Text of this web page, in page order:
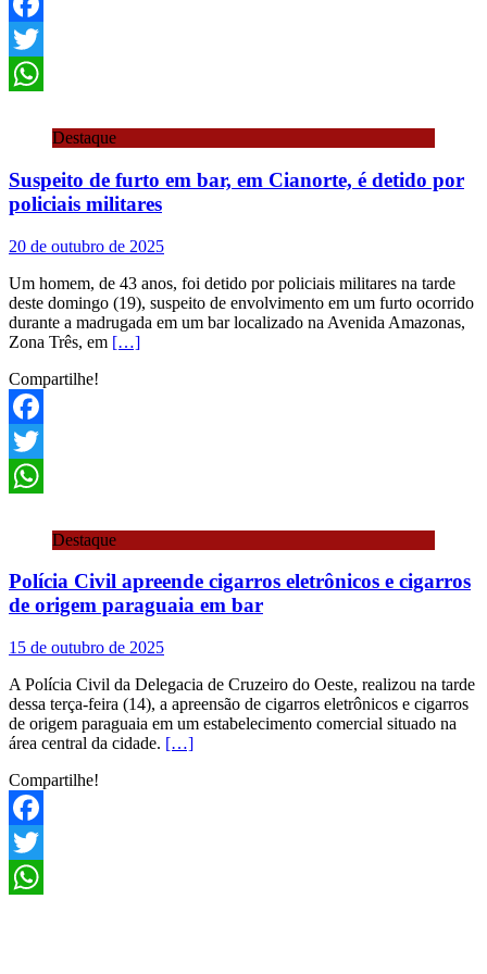
Facebook
Twitter
Destaque
Suspeito de furto em bar, em Cianorte, é detido por
policiais militares
20 de outubro de 2025
Um homem, de 43 anos, foi detido por policiais militares na tarde
deste domingo (19), suspeito de envolvimento em um furto ocorrido
durante a madrugada em um bar localizado na Avenida Amazonas,
Zona Três, em […]
Compartilhe!
Facebook
Twitter
Destaque
Polícia Civil apreende cigarros eletrônicos e cigarros
de origem paraguaia em bar
15 de outubro de 2025
A Polícia Civil da Delegacia de Cruzeiro do Oeste, realizou na tarde
dessa terça-feira (14), a apreensão de cigarros eletrônicos e cigarros
de origem paraguaia em um estabelecimento comercial situado na
área central da cidade. […]
Compartilhe!
Facebook
Twitter